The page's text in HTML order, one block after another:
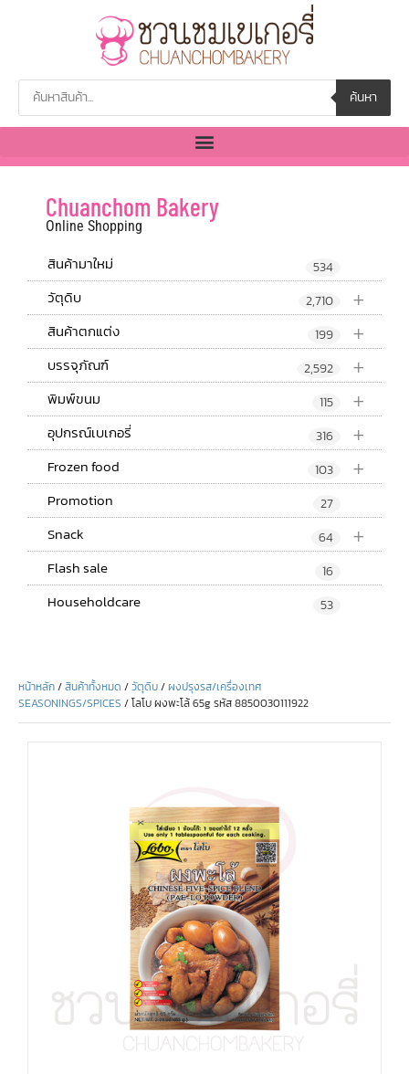
ค้นหา
Chuanchom Bakery
Online Shopping
สินค้ามาใหม่ 534
+
วัตุดิบ 2,710
+
สินค้าตกแต่ง 199
+
บรรจุภัณฑ์ 2,592
+
พิมพ์ขนม 115
+
อุปกรณ์เบเกอรี่ 316
+
Frozen food 103
Promotion 27
+
Snack 64
Flash sale 16
Householdcare 53
หน้าหลัก/สินค้าทั้งหมด /วัตุดิบ/ผงปรุงรส/เครื่องเทศ
SEASONINGS/SPICES / โลโบ ผงพะโล้ 65g รหัส 8850030111922